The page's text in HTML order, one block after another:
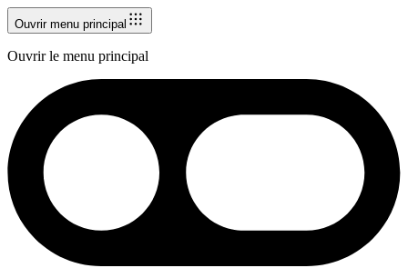
Ouvrir menu principal
Ouvrir le menu principal